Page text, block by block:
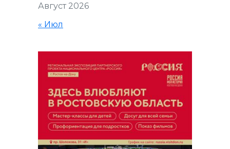
Август 2026
« Июл